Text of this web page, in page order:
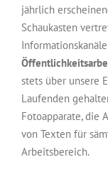
jährlich
Schaukasten
stets über unsere
Laufenden
Fotoapparate, die
von Texten für
Arbeitsbereich.